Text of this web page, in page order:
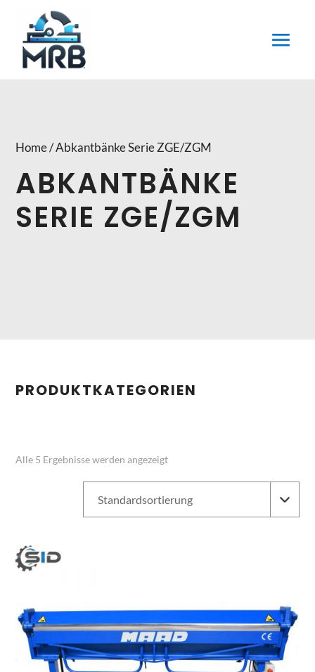
Home / Abkantbänke Serie ZGE/ZGM
ABKANTBÄNKE
SERIE ZGE/ZGM
PRODUKTKATEGORIEN
Alle 5 Ergebnisse werden angezeigt